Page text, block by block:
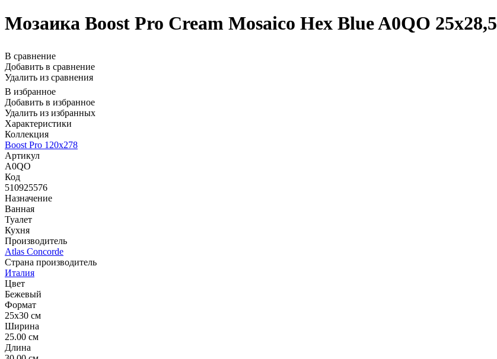
Мозаика Boost Pro Cream Mosaico Hex Blue A0QO 25x28,5
В сравнение
Добавить в сравнение
Удалить из сравнения
В избранное
Добавить в избранное
Удалить из избранных
Характеристики
Коллекция
Boost Pro 120x278
Артикул
A0QO
Код
510925576
Назначение
Ванная
Туалет
Кухня
Производитель
Atlas Concorde
Страна производитель
Италия
Цвет
Бежевый
Формат
25x30 см
Ширина
25.00 см
Длина